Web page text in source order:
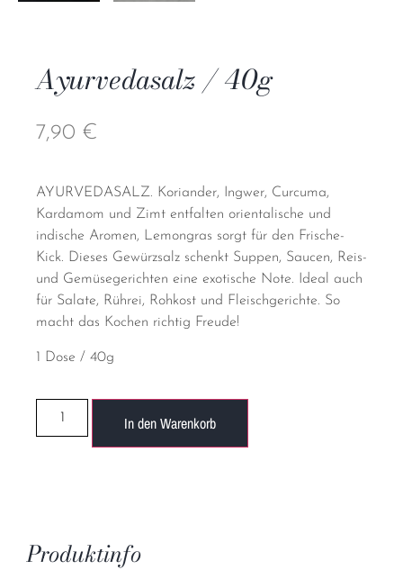
Ayurvedasalz / 40g
7,90 €
AYURVEDASALZ. Koriander, Ingwer, Curcuma,
Kardamom und Zimt entfalten orientalische und
indische Aromen, Lemongras sorgt für den Frische-
Kick. Dieses Gewürzsalz schenkt Suppen, Saucen, Reis-
und Gemüsegerichten eine exotische Note. Ideal auch
für Salate, Rührei, Rohkost und Fleischgerichte. So
macht das Kochen richtig Freude!
1 Dose / 40g
In den Warenkorb
Produktinfo